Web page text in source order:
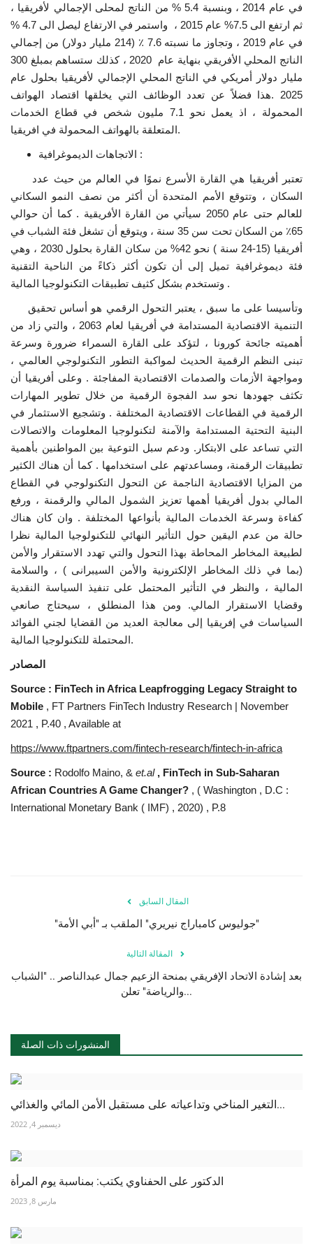
في عام 2014 ، وبنسبة 5.4 % من الناتج لمحلى الإجمالي لأفريقيا ،
ثم ارتفع الى 7.5% عام 2015 ، واستمر في الارتفاع ليصل الى 4.7 %
في عام 2019 ، وتجاوز ما نسبته 7.6 ٪ (214 مليار دولار) من إجمالي
الناتج المحلي الأفريقي بنهاية عام 2020 ، كذلك ستساهم بمبلغ 300
مليار دولار أمريكي في الناتج المحلي الإجمالي لأفريقيا بحلول عام
2025 .هذا فضلاً عن تعدد الوظائف التي يخلقها اقتصاد الهواتف
المحمولة ، اذ يعمل نحو 7.1 مليون شخص في قطاع الخدمات
المتعلقة بالهواتف المحمولة في افريقيا.
الاتجاهات الديموغرافية :
السكان ، وتتوقع الأمم المتحدة أن أكثر من نصف النمو السكاني
للعالم حتى عام 2050 سيأتي من القارة الأفريقية . كما أن حوالي
65٪ من السكان تحت سن 35 سنة ، ويتوقع أن تشغل فئة الشباب في
أفريقيا (15-24 سنة ) نحو 42% من سكان القارة بحلول 2030 ، وهي
فئة ديموغرافية تميل إلى أن تكون أكثر ذكاءً من الناحية التقنية
وتستخدم بشكل كثيف تطبيقات التكنولوجيا المالية .
التنمية الاقتصادية المستدامة في أفريقيا لعام 2063 ، والتي زاد من
أهميته جائحة كورونا ، لتؤكد على القارة السمراء ضرورة وسرعة
تبنى النظم الرقمية الحديث لمواكبة التطور التكنولوجي العالمي ،
ومواجهة الأزمات والصدمات الاقتصادية المفاجئة . وعلى أفريقيا أن
تكثف جهودها نحو سد الفجوة الرقمية من خلال تطوير المهارات
الرقمية في القطاعات الاقتصادية المختلفة . وتشجيع الاستثمار في
البنية التحتية المستدامة والآمنة لتكنولوجيا المعلومات والاتصالات
التي تساعد على الابتكار. ودعم سبل التوعية بين المواطنين بأهمية
تطبيقات الرقمنة، ومساعدتهم على استخدامها . كما أن هناك الكثير
من المزايا الاقتصادية الناجمة عن التحول التكنولوجي في القطاع
المالي بدول أفريقيا أهمها تعزيز الشمول المالي والرقمنة ، ورفع
كفاءة وسرعة الخدمات المالية بأنواعها المختلفة . وان كان هناك
حالة من عدم اليقين حول التأثير النهائي للتكنولوجيا المالية نظرا
لطبيعة المخاطر المحاطة بهذا التحول والتي تهدد الاستقرار والأمن
(بما في ذلك المخاطر الإلكترونية والأمن السيبرانى ) ، والسلامة
المالية ، والنظر في التأثير المحتمل على تنفيذ السياسة النقدية
وقضايا الاستقرار المالي. ومن هذا المنطلق ، سيحتاج صانعي
السياسات في إفريقيا إلى معالجة العديد من القضايا لجني الفوائد
المحتملة للتكنولوجيا المالية.
Source : FinTech in Africa Leapfrogging Legacy Straight to
Mobile , FT Partners FinTech Industry Research | November
2021 , P.40 , Available at
https://www.ftpartners.com/fintech-research/fintech-in-africa
Source : Rodolfo Maino, & et.al , FinTech in Sub-Saharan
African Countries A Game Changer? , ( Washington , D.C :
International Monetary Bank ( IMF) , 2020) , P.8
المقال السابق
"جوليوس كامباراج نيريري" الملقب بـ "أبي الأمة"
المقالة التالية
بعد إشادة الاتحاد الإفريقي بمنحة الزعيم جمال عبدالناصر .. "الشباب
والرياضة" تعلن...
المنشورات ذات الصلة
التغير المناخي وتداعياته على مستقبل الأمن المائي والغذائي...
ديسمبر 4, 2022
الدكتور على الحفناوي يكتب: بمناسبة يوم المرأة
مارس 8, 2023